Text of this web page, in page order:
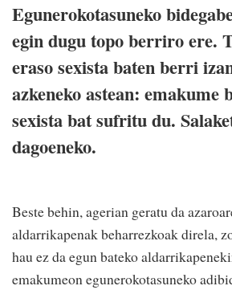
Egunerokotasuneko
egin dugu topo berriro ere.
eraso sexista baten berri
azkeneko astean: emakume
sexista bat sufritu du.
dagoeneko.
Beste behin, agerian geratu da
aldarrikapenak beharrezkoak direla,
hau ez da egun bateko
emakumeon egunerokotasuneko